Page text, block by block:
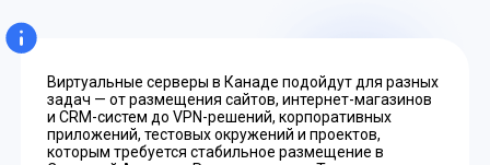
Виртуальные серверы в Канаде подойдут для разных
задач — от размещения сайтов, интернет-магазинов
и CRM-систем до VPN-решений, корпоративных
приложений, тестовых окружений и проектов,
которым требуется стабильное размещение в